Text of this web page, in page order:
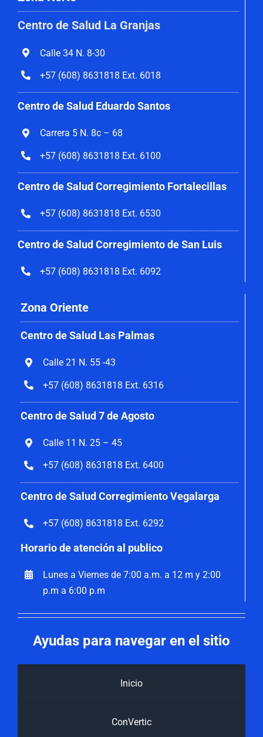
Centro de Salud La Granjas
Calle 34 N. 8-30
+57 (608) 8631818 Ext. 6018
Centro de Salud Eduardo Santos
Carrera 5 N. 8c – 68
+57 (608) 8631818 Ext. 6100
Centro de Salud Corregimiento Fortalecillas
+57 (608) 8631818 Ext. 6530
Centro de Salud Corregimiento de San Luis
+57 (608) 8631818 Ext. 6092
Zona Oriente
Centro de Salud Las Palmas
Calle 21 N. 55 -43
+57 (608) 8631818 Ext. 6316
Centro de Salud 7 de Agosto
Calle 11 N. 25 – 45
+57 (608) 8631818 Ext. 6400
Centro de Salud Corregimiento Vegalarga
+57 (608) 8631818 Ext. 6292
Horario de atención al publico
Lunes a Viernes de 7:00 a.m. a 12 m y 2:00
p.m a 6:00 p.m
Ayudas para navegar en el sitio
Inicio
ConVertic